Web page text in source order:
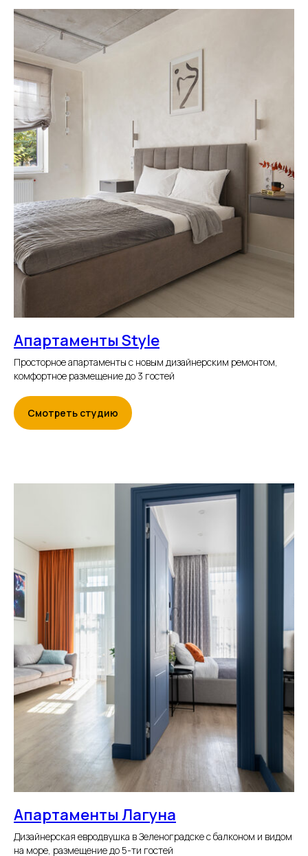
Апартаменты Style
Просторное апартаменты с новым дизайнерским ремонтом,
комфортное размещение до 3 гостей
Смотреть студию
Апартаменты Лагуна
Дизайнерская евродвушка в Зеленоградске с балконом и видом
на море, размещение до 5-ти гостей